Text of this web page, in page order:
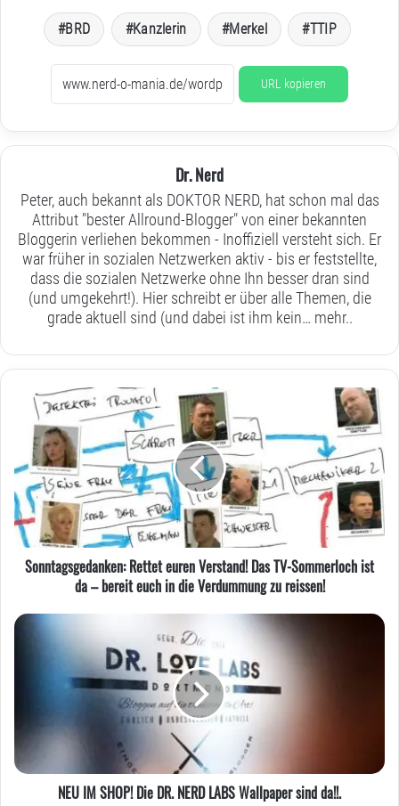
BRD Kanzlerin Merkel TTIP
URL kopieren
Dr. Nerd
Peter, auch bekannt als DOKTOR NERD, hat schon mal das
Attribut "bester Allround-Blogger" von einer bekannten
Bloggerin verliehen bekommen - Inoffiziell versteht sich. Er
war früher in sozialen Netzwerken aktiv - bis er feststellte,
dass die sozialen Netzwerke ohne Ihn besser dran sind
(und umgekehrt!). Hier schreibt er über alle Themen, die
grade aktuell sind (und dabei ist ihm kein… mehr..
Sonntagsgedanken:
Rettet
euren
Verstand!
Das
TV-
Sommerloch
ist
da
euch
in
Verdummung
Sonntagsgedanken: Rettet euren Verstand! Das TV-Sommerloch ist
da – bereit euch in die Verdummung zu reissen!
NEU
LABS
Wallpaper
sind
NEU IM SHOP! Die DR. NERD LABS Wallpaper sind da!!.